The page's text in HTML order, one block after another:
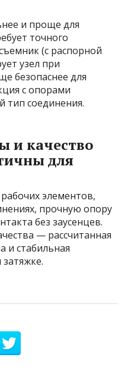
и проще для
точного
(с распорной
узел при
безопаснее для
с опорами
тип соединения.
и качество
для
элементов,
прочную опору
без заусенцев.
— рассчитанная
и стабильная